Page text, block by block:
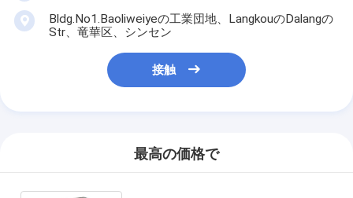
Bldg.No1.Baoliweiyeの工業団地、LangkouのDalangの
Str、竜華区、シンセン
接触
最高の価格で